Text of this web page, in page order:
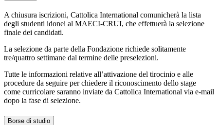
A chiusura iscrizioni, Cattolica International comunicherà la lista
degli studenti idonei al MAECI-CRUI, che effettuerà la selezione
finale dei candidati.
La selezione da parte della Fondazione richiede solitamente
tre/quattro settimane dal termine delle preselezioni.
Tutte le informazioni relative all’attivazione del tirocinio e alle
procedure da seguire per chiedere il riconoscimento dello stage
come curricolare saranno inviate da Cattolica International via e-mail
dopo la fase di selezione.
Borse di studio